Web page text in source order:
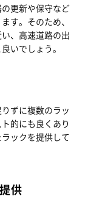
更新や保守など
す。そのため、
、高速道路の出
いでしょう。
ずに複数のラッ
的にも良くあり
ックを提供して
供